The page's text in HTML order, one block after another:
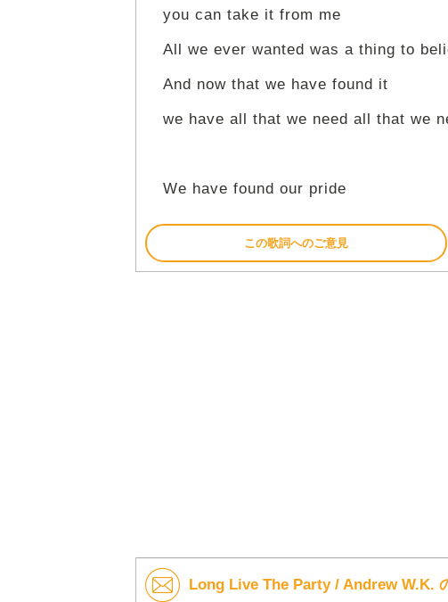
you can take it from me
All we ever wanted was a thing to
And now that we have found it
we have all that we need all that we
We have found our pride
この歌詞へのご意見
Long Live The Party / Andrew W.K.